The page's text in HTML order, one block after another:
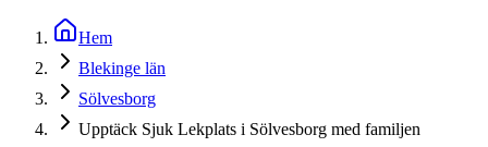
Hem
Blekinge län
Sölvesborg
Upptäck Sjuk Lekplats i Sölvesborg med familjen